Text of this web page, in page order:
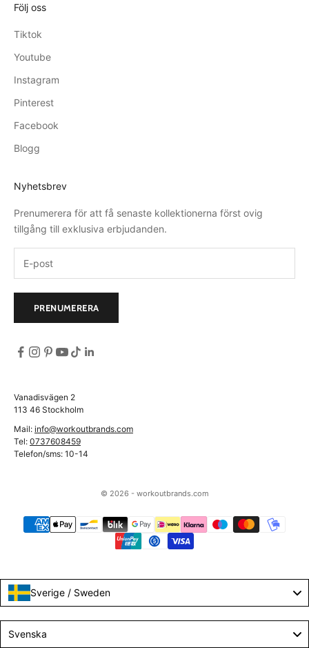
Följ oss
Tiktok
Youtube
Instagram
Pinterest
Facebook
Blogg
Nyhetsbrev
Prenumerera för att få senaste kollektionerna först ovig
tillgång till exklusiva erbjudanden.
PRENUMERERA
Vanadisvägen 2
113 46 Stockholm
Mail: info@workoutbrands.com
Tel: 0737608459
Telefon/sms: 10-14
© 2026 - workoutbrands.com
Sverige / Sweden
Svenska